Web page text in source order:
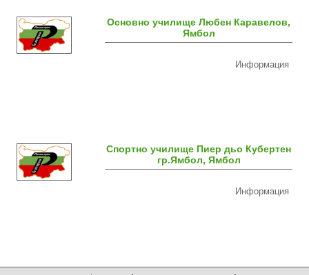
Основно училище Любен Каравелов,
Ямбол
Информация
Спортно училище Пиер дьо Кубертен
гр.Ямбол, Ямбол
Информация